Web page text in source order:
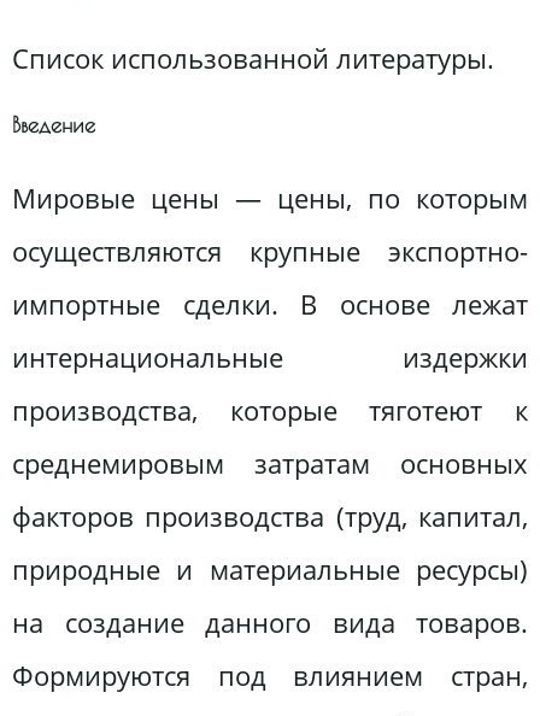
Список использованной литературы.
Введение
Мировые цены — цены, по которым
осуществляются крупные экспортно-
импортные сделки. В основе лежат
интернациональные издержки
производства, которые тяготеют к
среднемировым затратам основных
факторов производства (труд, капитал,
природные и материальные ресурсы)
на создание данного вида товаров.
Формируются под влиянием стран,